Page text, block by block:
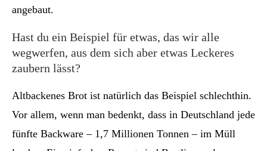
angebaut.
Hast du ein Beispiel für etwas, das wir alle
wegwerfen, aus dem sich aber etwas Leckeres
zaubern lässt?
Altbackenes Brot ist natürlich das Beispiel schlechthin.
Vor allem, wenn man bedenkt, dass in Deutschland jede
fünfte Backware – 1,7 Millionen Tonnen – im Müll